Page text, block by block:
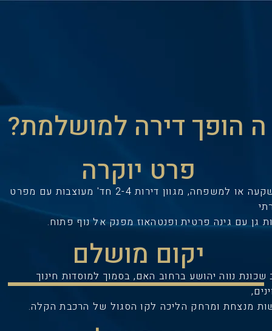
ה הופך דירה למושלמת?
פרט יוקרה
להשקעה או למשפחה, מגוון דירות 2-4 חד' מעוצבות עם מפרט
גן עם גינה פרטית ופנטהאוז מפנק אל נוף פתוח.
יקום מושלם
שכונת נווה יהושע ברחוב האם, בסמוך למוסדות חינוך
מנצחת ומרחק הליכה לקו הסגול של הרכבת הקלה.